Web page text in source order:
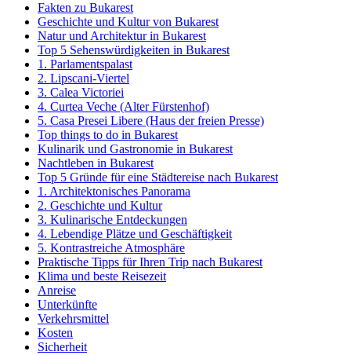
Fakten zu Bukarest
Geschichte und Kultur von Bukarest
Natur und Architektur in Bukarest
Top 5 Sehenswürdigkeiten in Bukarest
1. Parlamentspalast
2. Lipscani-Viertel
3. Calea Victoriei
4. Curtea Veche (Alter Fürstenhof)
5. Casa Presei Libere (Haus der freien Presse)
Top things to do in Bukarest
Kulinarik und Gastronomie in Bukarest
Nachtleben in Bukarest
Top 5 Gründe für eine Städtereise nach Bukarest
1. Architektonisches Panorama
2. Geschichte und Kultur
3. Kulinarische Entdeckungen
4. Lebendige Plätze und Geschäftigkeit
5. Kontrastreiche Atmosphäre
Praktische Tipps für Ihren Trip nach Bukarest
Klima und beste Reisezeit
Anreise
Unterkünfte
Verkehrsmittel
Kosten
Sicherheit